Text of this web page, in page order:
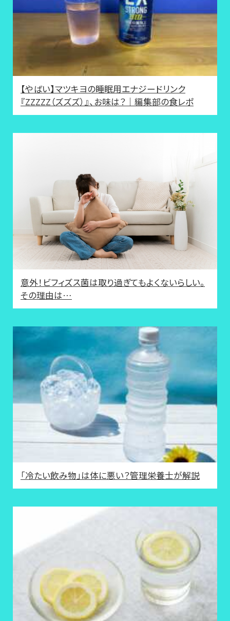
【やばい】マツキヨの睡眠用エナジードリンク
『ZZZZZ（ズズズ）』、お味は？｜編集部の食レポ
意外！ビフィズス菌は取り過ぎてもよくないらしい。
その理由は…
「冷たい飲み物」は体に悪い？管理栄養士が解説